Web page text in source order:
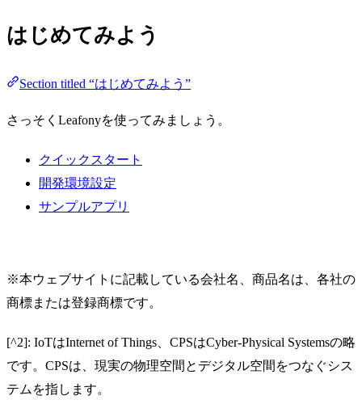
はじめてみよう
Section titled “はじめてみよう”
さっそくLeafonyを使ってみましょう。
クイックスタート
開発環境設定
サンプルアプリ
※本ウェブサイトに記載している会社名、商品名は、各社の
商標または登録商標です。
[^2]: IoTはInternet of Things、CPSはCyber-Physical Systemsの略
です。CPSは、現実の物理空間とデジタル空間をつなぐシス
テムを指します。